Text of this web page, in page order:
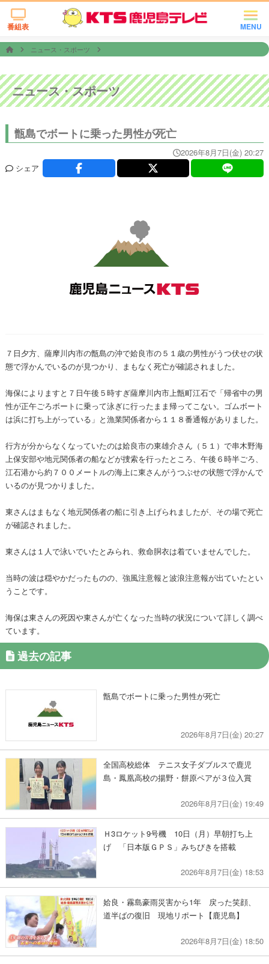
MENU
番組表
ニュース・スポーツ
ニュース・スポーツ
甑島でボートに乗った男性が死亡
2026年8月7日(金) 20:27
シェア
７日夕方、薩摩川内市の甑島の沖で姶良市の５１歳の男性がうつ伏せの状
態で浮かんでいるのが見つかり、まもなく死亡が確認されました。
海保によりますと７日午後５時すぎ薩摩川内市上甑町江石で「帰省中の男
性が正午ごろボートに乗って泳ぎに行ったまま帰ってこない。ゴムボート
は浜に打ち上がっている」と漁業関係者から１１８番通報がありました。
行方が分からなくなっていたのは姶良市の東雄介さん（５１）で串木野海
上保安部や地元関係者の船などが捜索を行ったところ、午後６時半ごろ、
江石港から約７００メートルの海上に東さんがうつぶせの状態で浮かんで
いるのが見つかりました。
東さんはまもなく地元関係者の船に引き上げられましたが、その場で死亡
が確認されました。
東さんは１人で泳いでいたとみられ、救命胴衣は着ていませんでした。
当時の波は穏やかだったものの、強風注意報と波浪注意報が出ていたとい
うことです。
海保は東さんの死因や東さんが亡くなった当時の状況について詳しく調べ
ています。
過去の記事
甑島でボートに乗った男性が死亡
2026年8月7日(金) 20:27
全国高校総体 テニス女子ダブルスで鹿児
島・鳳凰高校の揚野・餅原ペアが３位入賞
2026年8月7日(金) 19:49
Ｈ3ロケット9号機 10日（月）早朝打ち上
げ 「日本版ＧＰＳ」みちびきを搭載
2026年8月7日(金) 18:53
姶良・霧島豪雨災害から1年 戻った笑顔、
道半ばの復旧 現地リポート【鹿児島】
2026年8月7日(金) 18:50